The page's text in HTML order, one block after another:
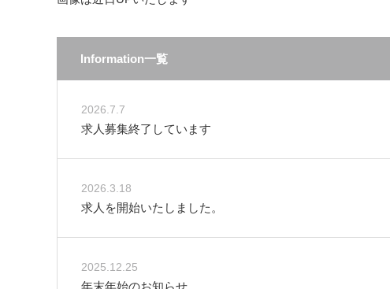
Information一覧
2026.7.7
求人募集終了しています
2026.3.18
求人を開始いたしました。
2025.12.25
年末年始のお知らせ